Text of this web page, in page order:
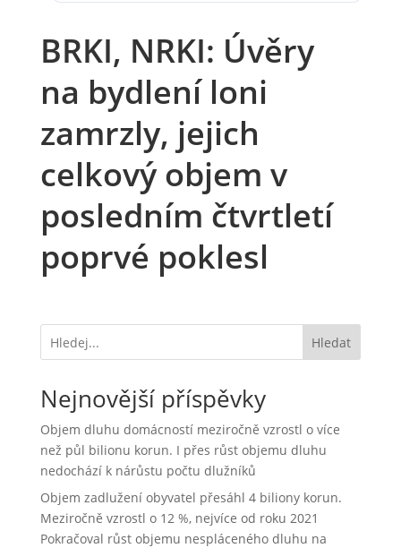
BRKI, NRKI: Úvěry
na bydlení loni
zamrzly, jejich
celkový objem v
posledním čtvrtletí
poprvé poklesl
Hledat
Nejnovější příspěvky
Objem dluhu domácností meziročně vzrostl o více
než půl bilionu korun. I přes růst objemu dluhu
nedochází k nárůstu počtu dlužníků
Objem zadlužení obyvatel přesáhl 4 biliony korun.
Meziročně vzrostl o 12 %, nejvíce od roku 2021
Pokračoval růst objemu nespláceného dluhu na